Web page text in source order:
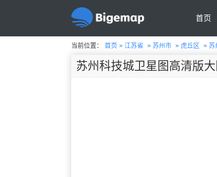
首页
当前位置： 首页» 江苏省 » 苏州市» 虎丘区 » 苏
苏州科技城卫星图高清版